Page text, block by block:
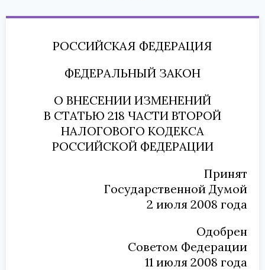
РОССИЙСКАЯ ФЕДЕРАЦИЯ
ФЕДЕРАЛЬНЫЙ ЗАКОН
О ВНЕСЕНИИ ИЗМЕНЕНИЙ
В СТАТЬЮ 218 ЧАСТИ ВТОРОЙ
НАЛОГОВОГО КОДЕКСА
РОССИЙСКОЙ ФЕДЕРАЦИИ
Принят
Государственной Думой
2 июля 2008 года
Одобрен
Советом Федерации
11 июля 2008 года